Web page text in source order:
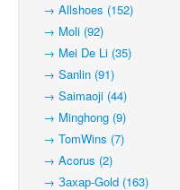
→ Allshoes (152)
→ Moli (92)
→ Mei De Li (35)
→ Sanlin (91)
→ Saimaoji (44)
→ Minghong (9)
→ TomWins (7)
→ Acorus (2)
→ Захар-Gold (163)